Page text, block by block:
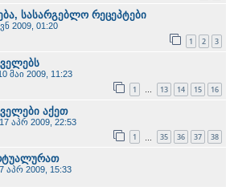
სასარგებლო რეცეპტები
2009, 01:20
1 2 3
მაი 2009, 11:23
1 … 13 14 15 16
აქეთ
17 აპრ 2009, 22:53
1 35 36 37 38
აპრ 2009, 15:33